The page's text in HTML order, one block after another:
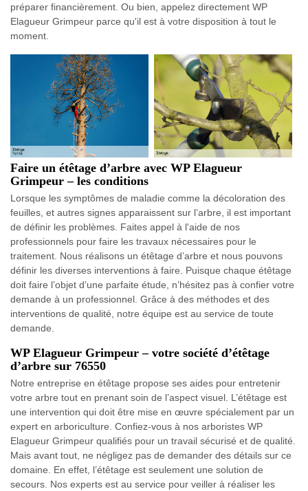
préparer financièrement. Ou bien, appelez directement WP
Elagueur Grimpeur parce qu'il est à votre disposition à tout le
moment.
Faire un étêtage d’arbre avec WP Elagueur
Grimpeur – les conditions
Lorsque les symptômes de maladie comme la décoloration des
feuilles, et autres signes apparaissent sur l’arbre, il est important
de définir les problèmes. Faites appel à l'aide de nos
professionnels pour faire les travaux nécessaires pour le
traitement. Nous réalisons un étêtage d’arbre et nous pouvons
définir les diverses interventions à faire. Puisque chaque étêtage
doit faire l’objet d’une parfaite étude, n’hésitez pas à confier votre
demande à un professionnel. Grâce à des méthodes et des
interventions de qualité, notre équipe est au service de toute
demande.
WP Elagueur Grimpeur – votre société d’étêtage
d’arbre sur 76550
Notre entreprise en étêtage propose ses aides pour entretenir
votre arbre tout en prenant soin de l’aspect visuel. L’étêtage est
une intervention qui doit être mise en œuvre spécialement par un
expert en arboriculture. Confiez-vous à nos arboristes WP
Elagueur Grimpeur qualifiés pour un travail sécurisé et de qualité.
Mais avant tout, ne négligez pas de demander des détails sur ce
domaine. En effet, l’étêtage est seulement une solution de
secours. Nos experts est au service pour veiller à réaliser les